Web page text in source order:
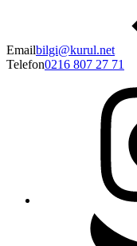
Emailbilgi@kurul.net
Telefon0216 807 27 71